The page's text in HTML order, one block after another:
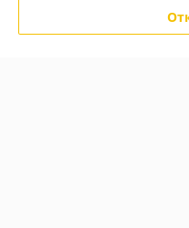
Политика обработки